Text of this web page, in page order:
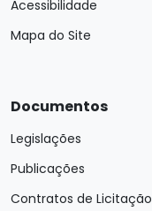
Acessibilidade
Mapa do Site
Documentos
Legislações
Publicações
Contratos de Licitação